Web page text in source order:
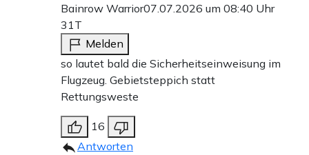
Bainrow Warrior07.07.2026 um 08:40 Uhr
31T
Melden
so lautet bald die Sicherheitseinweisung im
Flugzeug. Gebietsteppich statt
Rettungsweste
16
Antworten